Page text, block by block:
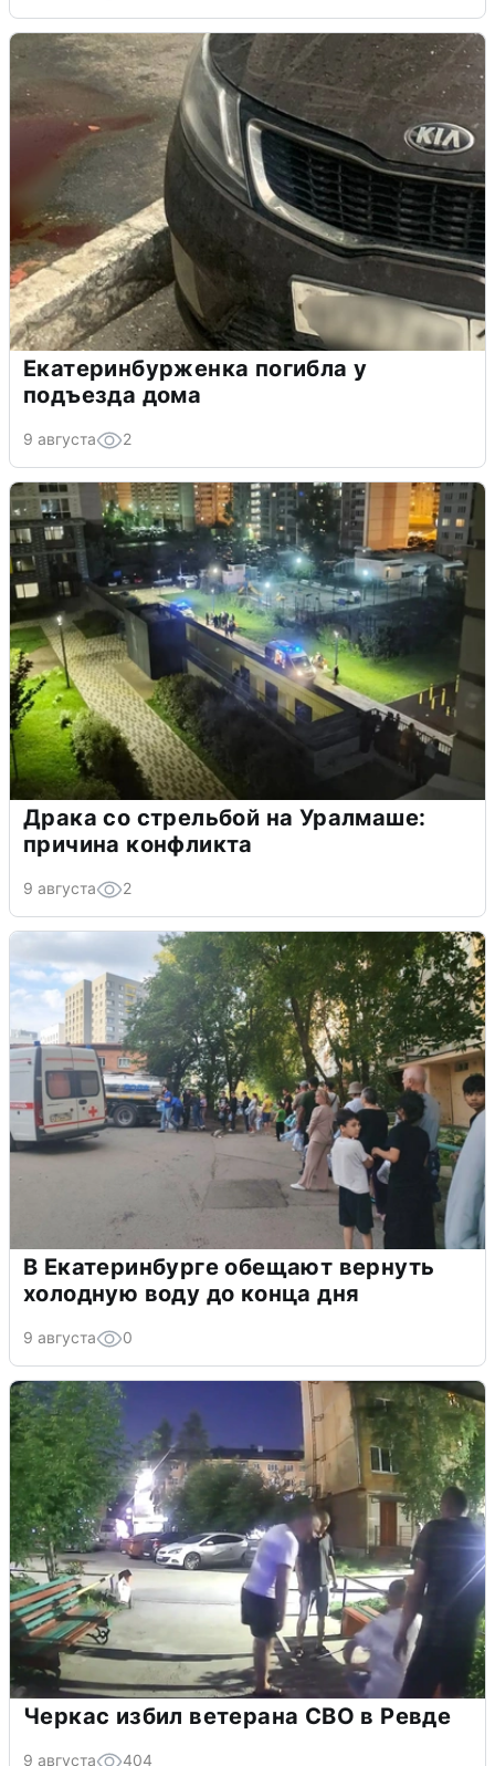
Екатеринбурженка погибла у
подъезда дома
9 августа 2
Драка со стрельбой на Уралмаше:
причина конфликта
9 августа 2
В Екатеринбурге обещают вернуть
холодную воду до конца дня
9 августа 0
Черкас избил ветерана СВО в Ревде
9 августа 404